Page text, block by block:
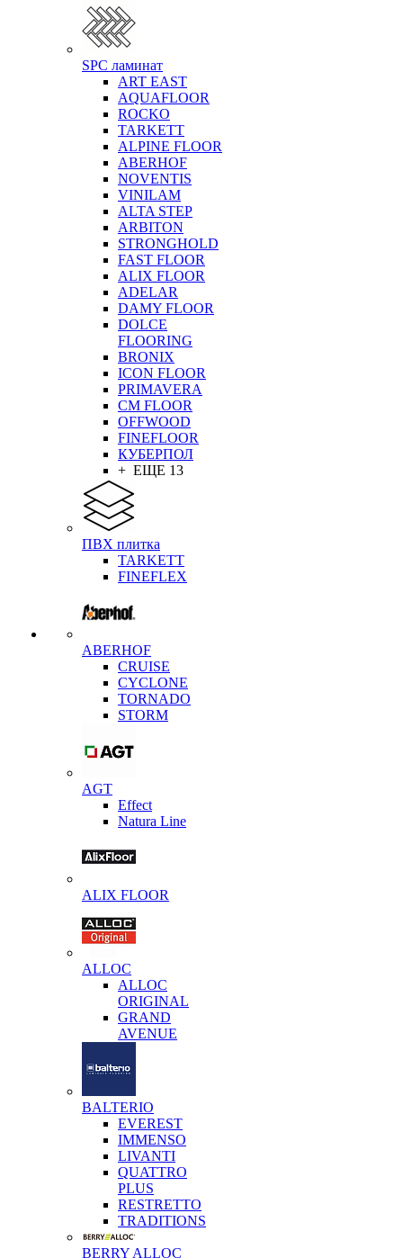
SPC ламинат
ART EAST
AQUAFLOOR
ROCKO
TARKETT
ALPINE FLOOR
ABERHOF
NOVENTIS
VINILAM
ALTA STEP
ARBITON
STRONGHOLD
FAST FLOOR
ALIX FLOOR
ADELAR
DAMY FLOOR
DOLCE
FLOORING
BRONIX
ICON FLOOR
PRIMAVERA
CM FLOOR
OFFWOOD
FINEFLOOR
КУБЕРПОЛ
+ ЕЩЕ 13
ПВХ плитка
TARKETT
FINEFLEX
ABERHOF
CRUISE
CYCLONE
TORNADO
STORM
AGT
Effect
Natura Line
ALIX FLOOR
ALLOC
ALLOC
ORIGINAL
GRAND
AVENUE
BALTERIO
EVEREST
IMMENSO
LIVANTI
QUATTRO
PLUS
RESTRETTO
TRADITIONS
BERRY ALLOC